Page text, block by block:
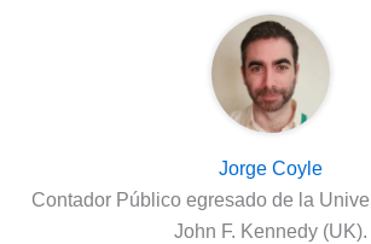
Jorge Coyle
Contador Público egresado de la
John F. Kennedy (UK).